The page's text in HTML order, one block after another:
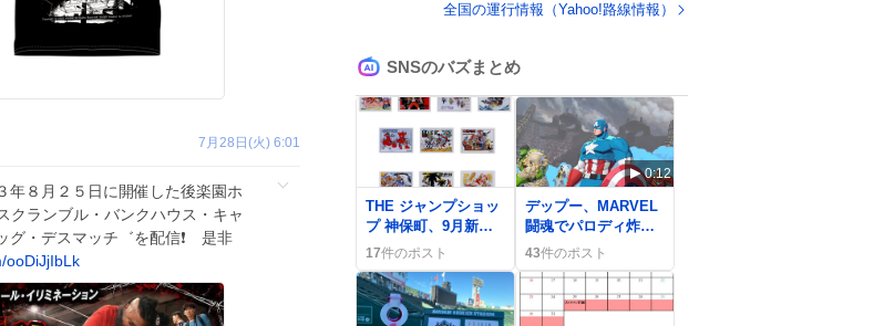
7月28日(火) 6:01
８月２５日に開催した後楽園ホ
クランブル・バンクハウス・キャ
グ・デスマッチ゛を配信❗️ 是非
ooDiJjIbLk
とを公表した。
全国の運行情報（Yahoo!路線情報）
SNSのバズまとめ
THE ジャンプショッ
プ 神保町、9月新グ
ッズ情報公開でファ
ン歓喜「やばすぎ
る」
17件のポスト
0:12
デップー、MARVEL
闘魂でパロディ炸
裂 “やりすぎ”と笑
いが止まらない
43件のポスト